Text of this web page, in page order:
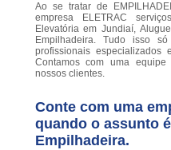
Ao se tratar de
empresa ELETRAC
Elevatória em Jundiaí,
Empilhadeira. Tudo isso
profissionais
Contamos com uma
nossos clientes.
Conte com uma
quando o assunto é
Empilhadeira.